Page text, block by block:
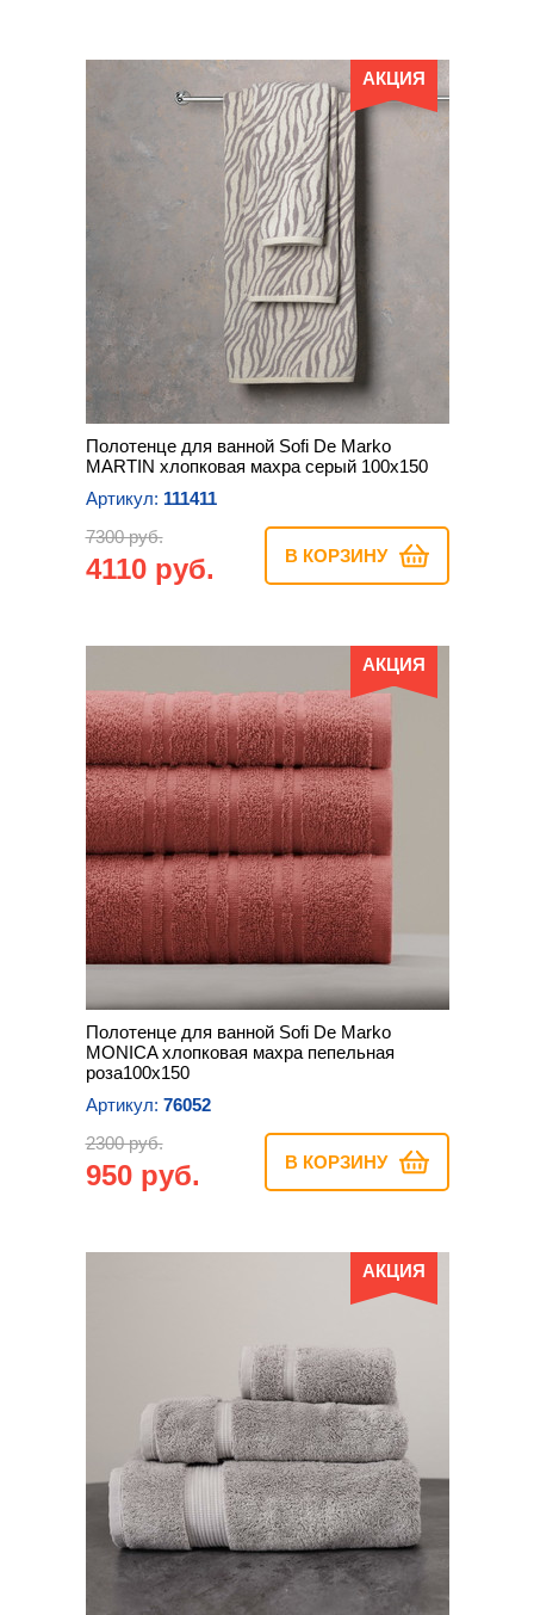
АКЦИЯ
Полотенце для ванной Sofi De Marko
MARTIN хлопковая махра серый 100х150
Артикул: 111411
7300 руб.
4110 руб. В КОРЗИНУ
АКЦИЯ
Полотенце для ванной Sofi De Marko
MONICA хлопковая махра пепельная
роза100х150
Артикул: 76052
2300 руб.
950 руб. В КОРЗИНУ
АКЦИЯ